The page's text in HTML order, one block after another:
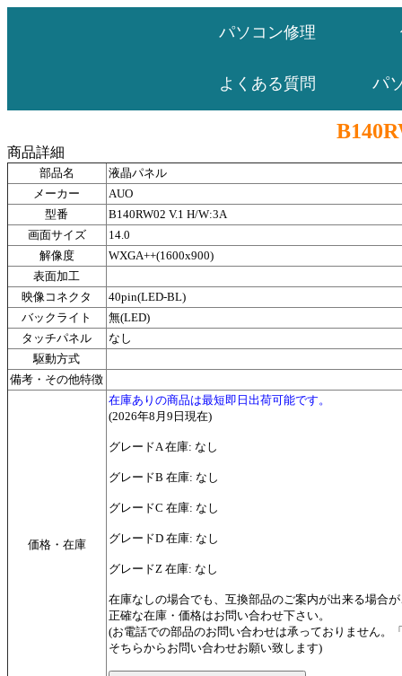
パソコン修理
よくある質問 パ
商品詳細
部品名
液晶パネル
メーカー
AUO
型番
B140RW02 V.1 H/W:3A
画面サイズ
14.0
解像度
WXGA++(1600x900)
表面加工
映像コネクタ
40pin(LED-BL)
バックライト
無(LED)
タッチパネル
なし
駆動方式
備考・その他特徴
価格・在庫
在庫ありの商品は最短即日出荷可能です。
(2026年8月9日現在)
グレードA 在庫: なし
グレードB 在庫: なし
グレードC 在庫: なし
グレードD 在庫: なし
グレードZ 在庫: なし
在庫なしの場合でも、互換部品のご案内が出来る場合
正確な在庫・価格はお問い合わせ下さい。
(お電話での部品のお問い合わせは承っておりません。
そちらからお問い合わせお願い致します)